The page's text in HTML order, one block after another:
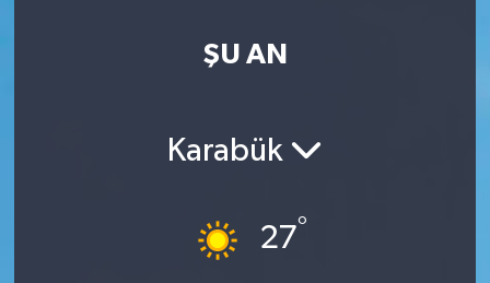
ŞU AN
Karabük
27°
İLÇE HABERLERİ